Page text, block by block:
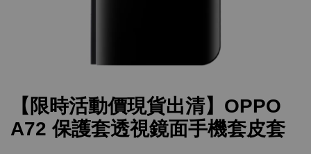
【限時活動價現貨出清】OPPO
A72 保護套透視鏡面手機套皮套